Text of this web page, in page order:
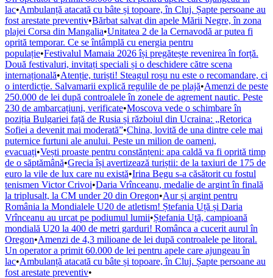
lac•Ambulanță atacată cu bâte și topoare, în Cluj. Șapte persoane au
fost arestate preventiv•Bărbat salvat din apele Mării Negre, în zona
plajei Corsa din Mangalia•Unitatea 2 de la Cernavodă ar putea fi
oprită temporar. Ce se întâmplă cu energia pentru
populație•Festivalul Mamaia 2026 își pregătește revenirea în forță.
Două festivaluri, invitați speciali și o deschidere către scena
internațională•Atenție, turiști! Steagul roșu nu este o recomandare, ci
o interdicție. Salvamarii explică regulile de pe plajă•Amenzi de peste
250.000 de lei după controalele în zonele de agrement nautic. Peste
230 de ambarcațiuni, verificate•Moscova vede o schimbare în
poziția Bulgariei față de Rusia și războiul din Ucraina: „Retorica
Sofiei a devenit mai moderată”•China, lovită de una dintre cele mai
puternice furtuni ale anului. Peste un milion de oameni,
evacuați•Vești proaste pentru constănțeni: apa caldă va fi oprită timp
de o săptămână•Grecia își avertizează turiștii: de la taxiuri de 175 de
euro la vile de lux care nu există•Irina Begu s-a căsătorit cu fostul
tenismen Victor Crivoi•Daria Vrînceanu, medalie de argint în finală
la triplusalt, la CM under 20 din Oregon•Aur și argint pentru
România la Mondialele U20 de atletism! Ștefania Uță și Daria
Vrînceanu au urcat pe podiumul lumii•Ștefania Uță, campioană
mondială U20 la 400 de metri garduri! Românca a cucerit aurul în
Oregon•Amenzi de 4,3 milioane de lei după controalele pe litoral.
Un operator a primit 60.000 de lei pentru apele care ajungeau în
lac•Ambulanță atacată cu bâte și topoare, în Cluj. Șapte persoane au
fost arestate preventiv•